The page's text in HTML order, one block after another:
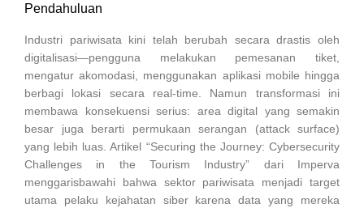
Pendahuluan
Industri pariwisata kini telah berubah secara drastis oleh
digitalisasi—pengguna melakukan pemesanan tiket,
mengatur akomodasi, menggunakan aplikasi mobile hingga
berbagi lokasi secara real-time. Namun transformasi ini
membawa konsekuensi serius: area digital yang semakin
besar juga berarti permukaan serangan (attack surface)
yang lebih luas. Artikel “Securing the Journey: Cybersecurity
Challenges in the Tourism Industry” dari Imperva
menggarisbawahi bahwa sektor pariwisata menjadi target
utama pelaku kejahatan siber karena data yang mereka